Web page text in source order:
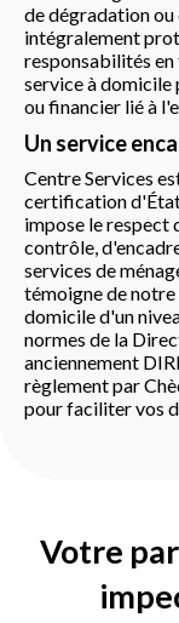
de dégradation
intégralement
responsabilités
service à domicile
ou financier lié à
Un service
Centre Services
certification d'État
impose le respect
contrôle,
services de
témoigne de notre
domicile d'un
normes de la
anciennement
règlement par
pour faciliter vos
Votre